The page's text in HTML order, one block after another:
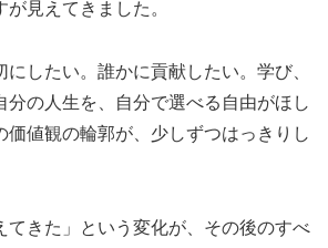
見えてきました。
したい。誰かに貢献したい。学び、
分の人生を、自分で選べる自由がほし
価値観の輪郭が、少しずつはっきりし
てきた」という変化が、その後のすべ